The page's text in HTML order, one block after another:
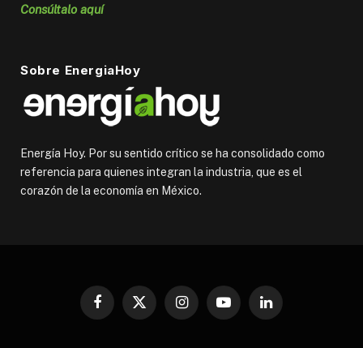
Consúltalo aquí
Sobre EnergiaHoy
Energía Hoy. Por su sentido crítico se ha consolidado como
referencia para quienes integran la industria, que es el
corazón de la economía en México.
Facebook
X
InstagramYouTubeLinkedIn